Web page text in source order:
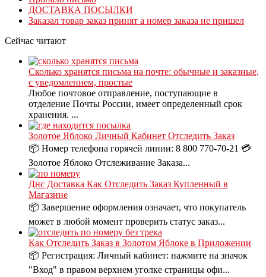
ДОСТАВКА ПОСЫЛКИ
Заказал товар заказ принят а номер заказа не пришел
Сейчас читают
Сколько хранятся письма на почте: обычные и заказные,
с уведомлением, простые
Любое почтовое отправление, поступающие в
отделение Почты России, имеет определенный срок
хранения. ...
Золотое Яблоко Личный Кабинет Отследить Заказ
📦 Номер телефона горячей линии: 8 800 770-70-21 💳
Золотое Яблоко Отслеживание Заказа...
Днс Доставка Как Отследить Заказ Купленный в
Магазине
📦 Завершение оформления означает, что покупатель
может в любой момент проверить статус заказ...
Как Отследить Заказ в Золотом Яблоке в Приложении
📦 Регистрация: Личный кабинет: нажмите на значок
"Вход" в правом верхнем уголке страницы офи...